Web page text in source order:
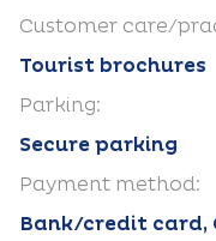
Customer care/
Tourist brochures
Parking:
Secure parking
Payment method:
Bank/credit card,